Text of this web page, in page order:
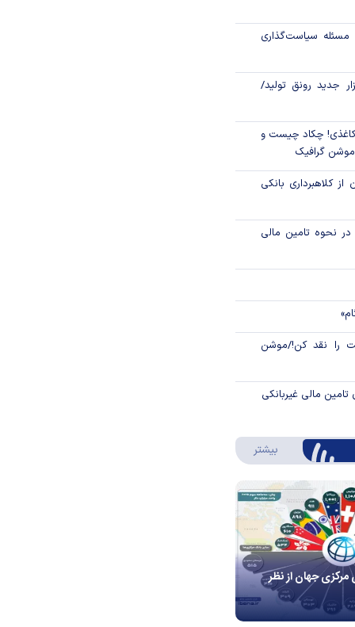
شدند؟
جدید مالیاتی برای
انتقال ارز
سیاست‌گذاری
جدید رونق تولید/
چکاد چیست و
گرافیک
کلاهبرداری بانکی
در نحوه تامین مالی
را نقد کن!/موشن
تامین مالی غیربانکی
بیشتر درباره اینفوگرافیک
مرکزی جهان از نظر